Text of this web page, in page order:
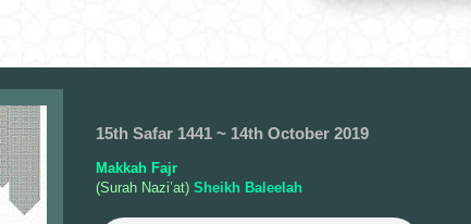
15th Safar 1441 ~ 14th October 2019
Makkah Fajr
(Surah Nazi’at) Sheikh Baleelah